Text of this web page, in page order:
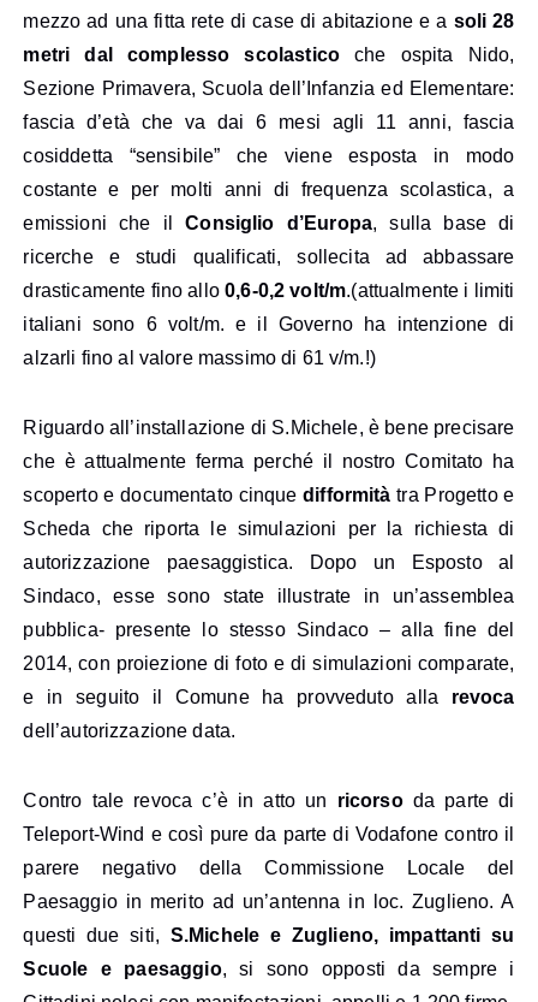
mezzo ad una fitta rete di case di abitazione e a soli 28
metri dal complesso scolasticoche ospita Nido,
Sezione Primavera, Scuola dell’Infanzia ed Elementare:
fascia d’età che va dai 6 mesi agli 11 anni, fascia
cosiddetta “sensibile” che viene esposta in modo
costante e per molti anni di frequenza scolastica, a
emissioni che ilConsiglio d’Europa, sulla base di
ricerche e studi qualificati, sollecita ad abbassare
drasticamente fino allo0,6-0,2 volt/m.(attualmente i limiti
italiani sono 6 volt/m. e il Governo ha intenzione di
alzarli fino al valore massimo di 61 v/m.!)
Riguardo all’installazione di S.Michele, è bene precisare
che è attualmente ferma perché il nostro Comitato ha
scoperto e documentato cinquedifformità tra Progetto e
Scheda che riporta le simulazioni per la richiesta di
autorizzazione paesaggistica. Dopo un Esposto al
Sindaco, esse sono state illustrate in un’assemblea
pubblica- presente lo stesso Sindaco – alla fine del
2014, con proiezione di foto e di simulazioni comparate,
e in seguito il Comune ha provveduto alla revoca
dell’autorizzazione data.
Contro tale revoca c’è in atto un ricorsoda parte di
Teleport-Wind e così pure da parte di Vodafone contro il
parere negativo della Commissione Locale del
Paesaggio in merito ad un’antenna in loc. Zuglieno. A
questi due siti, S.Michele e Zuglieno, impattanti su
Scuole e paesaggio, si sono opposti da sempre i